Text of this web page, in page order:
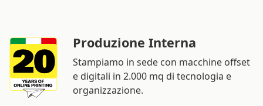
Produzione Interna
Stampiamo in sede con macchine offset
e digitali in 2.000 mq di tecnologia e
organizzazione.